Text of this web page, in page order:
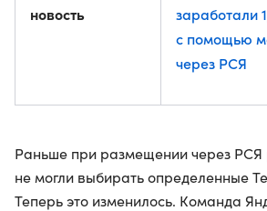
новость
заработали
с помощью
через РСЯ
Раньше при размещении через РСЯ
не могли выбирать определенные
Теперь это изменилось. Команда